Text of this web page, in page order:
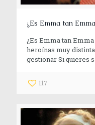
¿Es Emma tan
¿Es Emma tan
heroínas muy
gestionar Si quieres
117